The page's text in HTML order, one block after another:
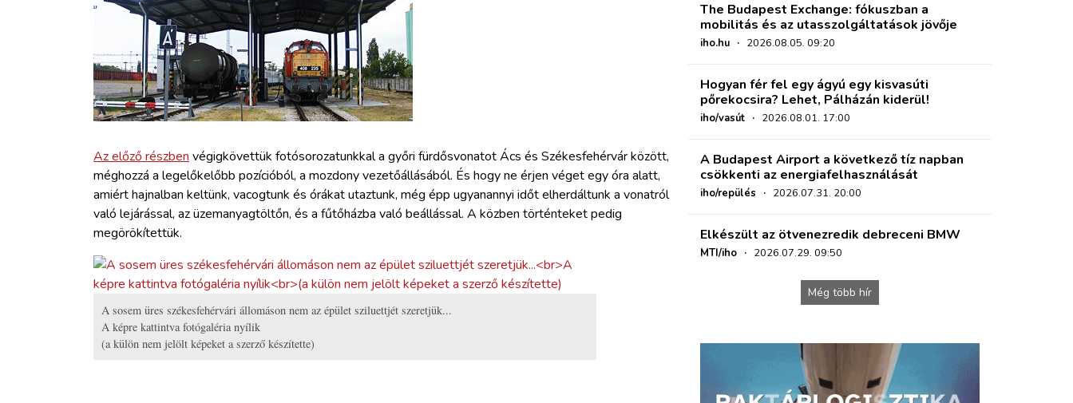
HAJÓZÁS
WEBSHOP
BELÉPÉS
REGISZTRÁCIÓ
Az előző részben végigkövettük fotósorozatunkkal a győri fürdősvonatot Ács és Székesfehérvár között,
méghozzá a legelőkelőbb pozícióból, a mozdony vezetőállásából. És hogy ne érjen véget egy óra alatt,
amiért hajnalban keltünk, vacogtunk és órákat utaztunk, még épp ugyanannyi időt elherdáltunk a vonatról
való lejárással, az üzemanyagtöltőn, és a fűtőházba való beállással. A közben történteket pedig
megörökítettük.
A sosem üres székesfehérvári állomáson nem az épület sziluettjét szeretjük...
A képre kattintva fotógaléria nyílik
(a külön nem jelölt képeket a szerző készítette)
The Budapest Exchange: fókuszban a
mobilitás és az utasszolgáltatások jövője
iho.hu · 2026.08.05. 09:20
Hogyan fér fel egy ágyú egy kisvasúti
pőrekocsira? Lehet, Pálházán kiderül!
iho/vasút · 2026.08.01. 17:00
A Budapest Airport a következő tíz napban
csökkenti az energiafelhasználását
iho/repülés · 2026.07.31. 20:00
Elkészült az ötvenezredik debreceni BMW
MTI/iho · 2026.07.29. 09:50
Még több hír